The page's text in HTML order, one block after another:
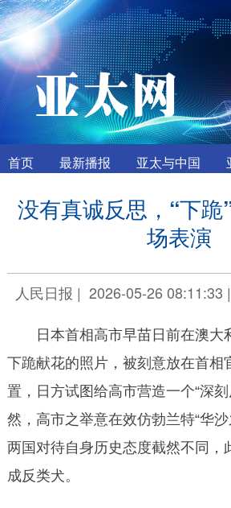
首页 最新播报 亚太与中国
没有真诚反思，“下跪
场表演
人民日报 | 2026-05-26 08:11:33 |
日本首相高市早苗日前在澳大
下跪献花的照片，被刻意放在首相
置，日方试图给高市营造一个“深
然，高市之举意在效仿勃兰特“华沙
两国对待自身历史态度截然不同，
成反类犬。